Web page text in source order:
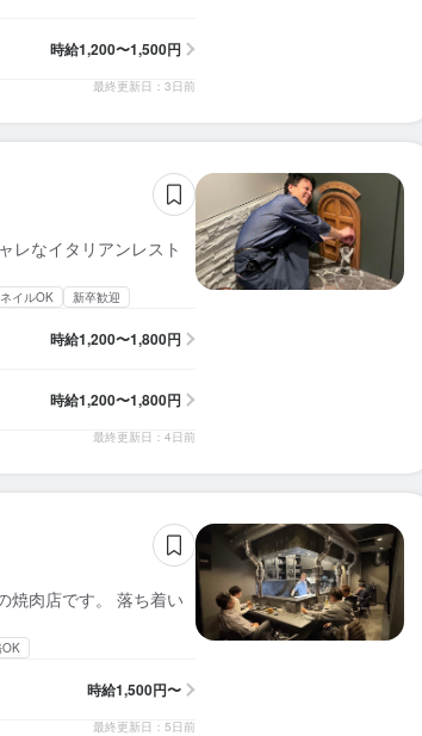
時給1,200〜1,500円
最終更新日：3日前
レなイタリアンレスト
ネイルOK 新卒歓迎
時給1,200〜1,800円
時給1,200〜1,800円
最終更新日：4日前
焼肉店です。 落ち着い
OK
時給1,500円〜
最終更新日：5日前